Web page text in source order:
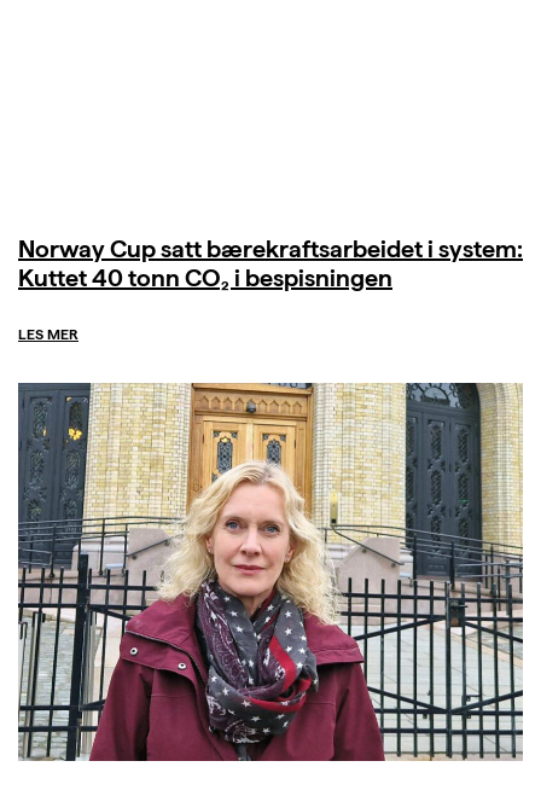
Norway Cup satt bærekraftsarbeidet i system:
Kuttet 40 tonn CO₂ i bespisningen
LES MER